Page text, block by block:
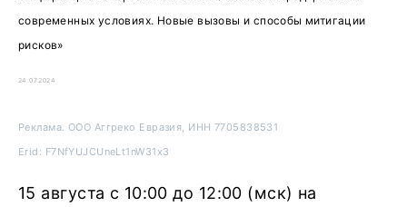
современных условиях. Новые вызовы и способы митигации
рисков»
24.07.2024
Реклама. ООО Аггреко Евразия, ИНН 7705838531
Erid: F7NfYUJCUneLt1nW31x3
15 августа с 10:00 до 12:00 (мск) на